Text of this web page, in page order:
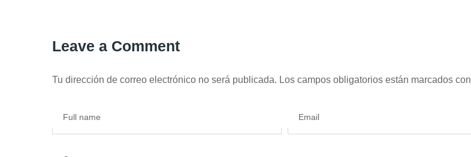
Leave a Comment
Tu dirección de correo electrónico no será publicada. Los campos obligatorios están marcados con
Full name Email